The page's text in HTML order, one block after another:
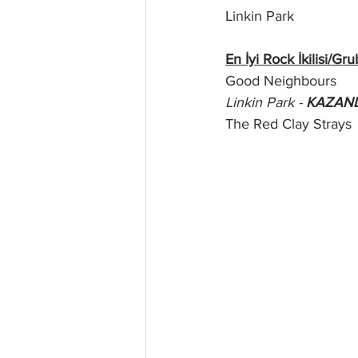
Linkin Park
En İyi Rock İkilisi/
Good Neighbours
Linkin Park -
The Red Clay Strays